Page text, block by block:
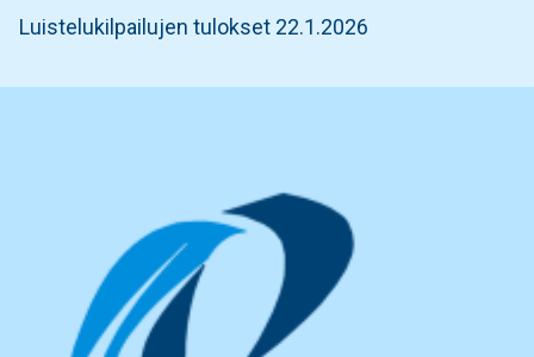
Luistelukilpailujen tulokset 22.1.2026